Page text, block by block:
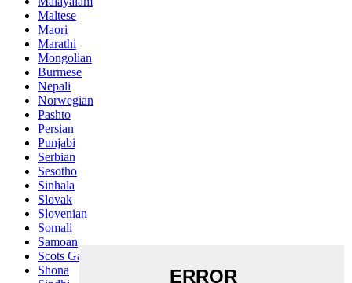
Maltese
Maori
Marathi
Mongolian
Burmese
Nepali
Norwegian
Pashto
Persian
Punjabi
Serbian
Sesotho
Sinhala
Slovak
Slovenian
Somali
Samoan
Scots Gaelic
Shona